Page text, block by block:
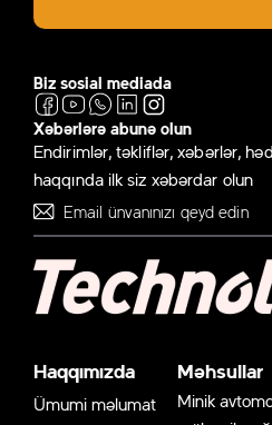
Biz sosial mediada
Xəbərlərə abunə olun
Endirimlər, təkliflər, xəbərlər,
haqqında ilk siz xəbərdar olun
Haqqımızda
Ümumi məlumat
Məhsullar
Minik